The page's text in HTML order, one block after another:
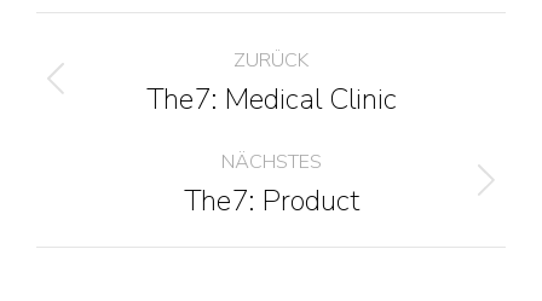
Project
navigationZURÜCK
Previous
The7: Medical Clinic
NÄCHSTES
Next
The7: Product